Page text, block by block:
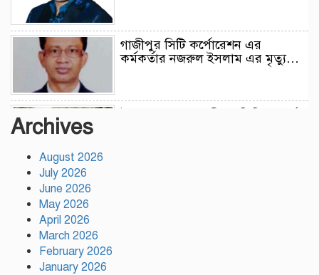
গাজীপুর সিটি কর্পোরেশন এর
কর্মকর্তার নজরুল ইসলাম এর মৃত্যু…
Archives
August 2026
July 2026
June 2026
May 2026
April 2026
March 2026
February 2026
January 2026